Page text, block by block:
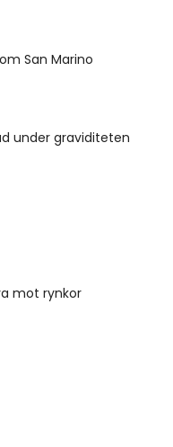
San Marino
under graviditeten
mot rynkor